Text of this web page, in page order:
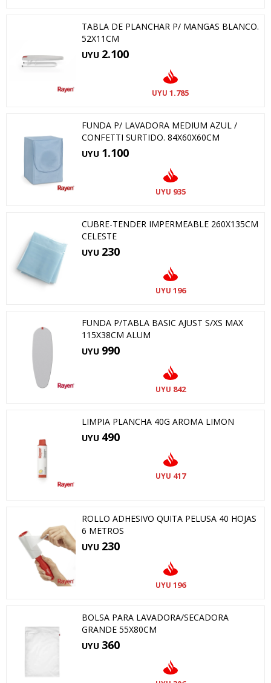
TABLA DE PLANCHAR P/ MANGAS BLANCO.
52X11CM
UYU 2.100
UYU 1.785
FUNDA P/ LAVADORA MEDIUM AZUL /
CONFETTI SURTIDO. 84X60X60CM
UYU 1.100
UYU 935
CUBRE-TENDER IMPERMEABLE 260X135CM
CELESTE
UYU 230
UYU 196
FUNDA P/TABLA BASIC AJUST S/XS MAX
115X38CM ALUM
UYU 990
UYU 842
LIMPIA PLANCHA 40G AROMA LIMON
UYU 490
UYU 417
ROLLO ADHESIVO QUITA PELUSA 40 HOJAS
6 METROS
UYU 230
UYU 196
BOLSA PARA LAVADORA/SECADORA
GRANDE 55X80CM
UYU 360